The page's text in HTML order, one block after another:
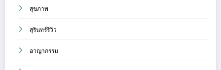
สุขภาพ
สุรินทร์รีวิว
อาญากรรม